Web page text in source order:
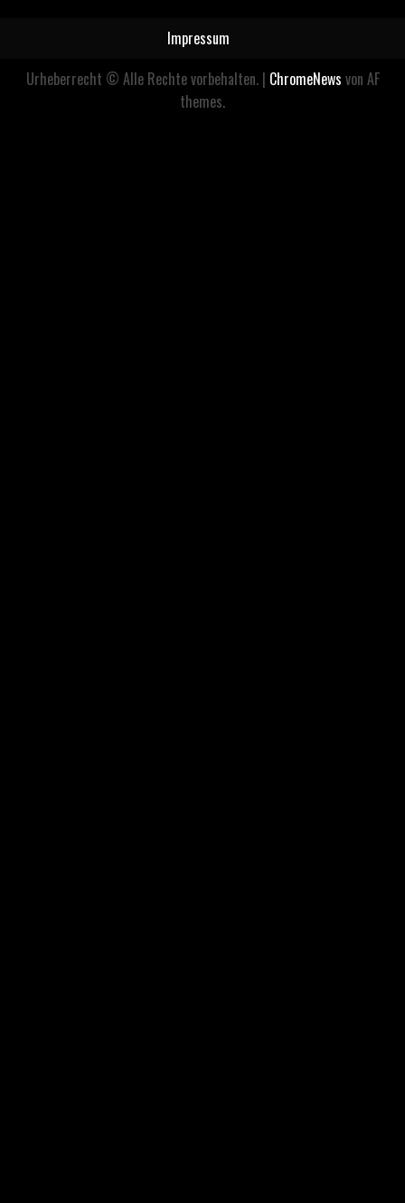
Impressum
Urheberrecht © Alle Rechte vorbehalten. | ChromeNews von AF
themes.